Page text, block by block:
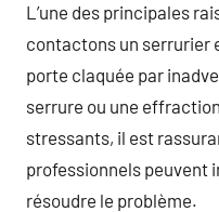
L’une des principales
contactons un serrurier
porte claquée par
serrure ou une
stressants, il est
professionnels peuvent
résoudre le problème.